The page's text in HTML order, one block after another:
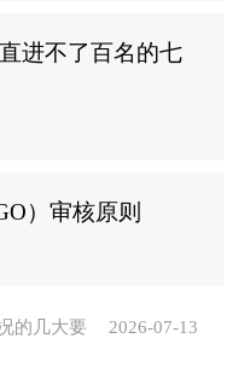
进不了百名的七
）审核原则
2026-07-13
的几大要